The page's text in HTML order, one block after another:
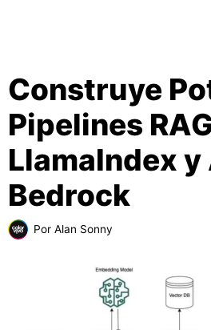
Construye
Pipelines
LlamaIndex y
Bedrock
Por Alan Sonny